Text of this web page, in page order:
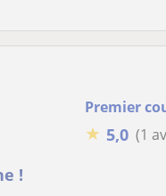
Premier
★ 5,0 (1
!